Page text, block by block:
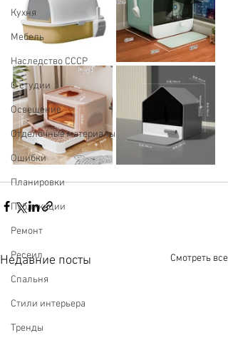
Кухня
Мебель
Наследство СССР
О студии
Освещение
Отделочные материалы
Ошибки
Планировки
Публикации
Ремонт
Ресеил
Спальня
Стили интерьера
Тренды
Недавние посты Смотреть все